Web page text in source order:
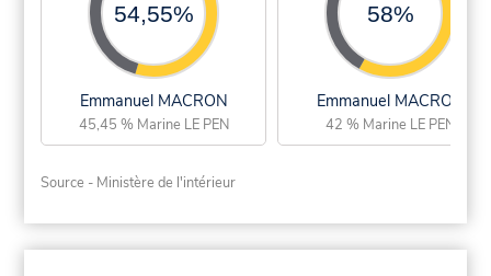
54,55%
Emmanuel MACRON
45,45 % Marine LE PEN
58%
Emmanuel MACRON
42 % Marine LE PEN
Source - Ministère de l'intérieur